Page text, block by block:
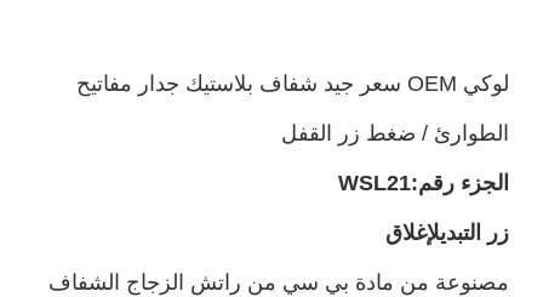
لوكي OEM سعر جيد شفاف بلاستيك جدار مفاتيح
الطوارئ / ضغط زر القفل
الجزء رقم:WSL21
زر التبديلإغلاق
مصنوعة من مادة بي سي من راتش الزجاج الشفاف